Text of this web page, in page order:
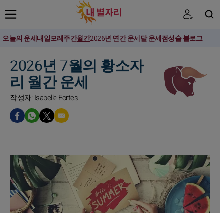
오늘의 운세내일모레주간월간2026년 연간 운세달 운세점성술 블로그
2026년 7월의 황소자
리 월간 운세
작성자: Isabelle Fortes